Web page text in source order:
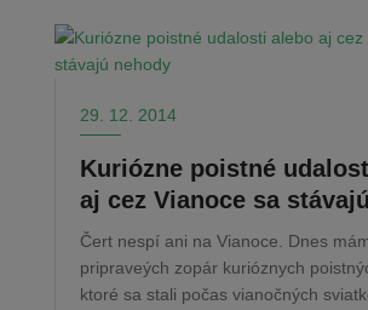
29. 12. 2014
Kuriózne poistné
aj cez Vianoce sa
Čert nespí ani na Vianoce. Dnes
pripraveých zopár kurióznych
ktoré sa stali počas vianočných